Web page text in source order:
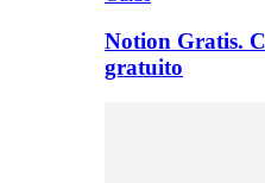
Notion Gratis.
gratuito